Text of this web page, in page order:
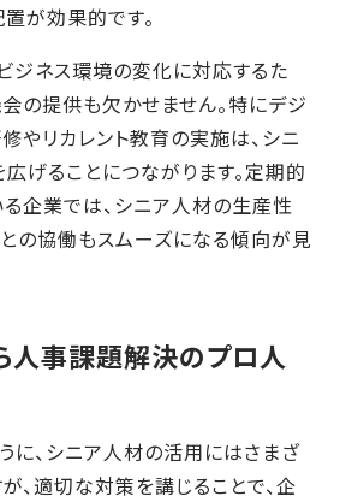
が効果的です。
ジネス環境の変化に対応するた
の提供も欠かせません。特にデジ
やリカレント教育の実施は、シニ
げることにつながります。定期的
企業では、シニア人材の生産性
の協働もスムーズになる傾向が見
人事課題解決のプロ人
に、シニア人材の活用にはさまざ
、適切な対策を講じることで、企